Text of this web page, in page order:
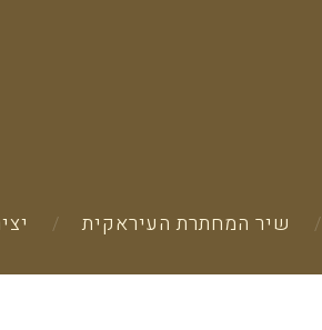
שיר המחתרת העיראקית